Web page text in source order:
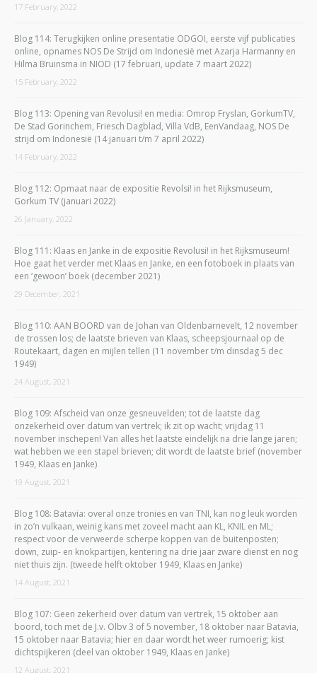
17 February, 2022
Blog 114: Terugkijken online presentatie ODGOI, eerste vijf publicaties
online, opnames NOS De Strijd om Indonesië met Azarja Harmanny en
Hilma Bruinsma in NIOD (17 februari, update 7 maart 2022)
15 February, 2022
Blog 113: Opening van Revolusi! en media: Omrop Fryslan, GorkumTV,
De Stad Gorinchem, Friesch Dagblad, Villa VdB, EenVandaag, NOS De
strijd om Indonesië (14 januari t/m 7 april 2022)
14 February, 2022
Blog 112: Opmaat naar de expositie Revolsi! in het Rijksmuseum,
Gorkum TV (januari 2022)
26 January, 2022
Blog 111: Klaas en Janke in de expositie Revolusi! in het Rijksmuseum!
Hoe gaat het verder met Klaas en Janke, en een fotoboek in plaats van
een ‘gewoon’ boek (december 2021)
29 December, 2021
Blog 110: AAN BOORD van de Johan van Oldenbarnevelt, 12 november
de trossen los; de laatste brieven van Klaas, scheepsjournaal op de
Routekaart, dagen en mijlen tellen (11 november t/m dinsdag 5 dec
1949)
24 August, 2021
Blog 109: Afscheid van onze gesneuvelden; tot de laatste dag
onzekerheid over datum van vertrek; ik zit op wacht; vrijdag 11
november inschepen! Van alles het laatste eindelijk na drie lange jaren;
wat hebben we een stapel brieven; dit wordt de laatste brief (november
1949, Klaas en Janke)
19 August, 2021
Blog 108: Batavia: overal onze tronies en van TNI, kan nog leuk worden
in zo’n vulkaan, weinig kans met zoveel macht aan KL, KNIL en ML;
respect voor de verweerde scherpe koppen van de buitenposten;
down, zuip- en knokpartijen, kentering na drie jaar zware dienst en nog
niet thuis zijn. (tweede helft oktober 1949, Klaas en Janke)
14 August, 2021
Blog 107: Geen zekerheid over datum van vertrek, 15 oktober aan
boord, toch met de J.v. Olbv 3 of 5 november, 18 oktober naar Batavia,
15 oktober naar Batavia; hier en daar wordt het weer rumoerig; kist
dichtspijkeren (deel van oktober 1949, Klaas en Janke)
12 August, 2021